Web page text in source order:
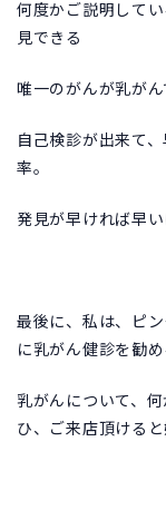
何度かご説明して
見できる
唯一のがんが乳がん
自己検診が出来て
率。
発見が早ければ早
最後に、私は、ピ
に乳がん健診を勧め
乳がんについて、
ひ、ご来店頂けると